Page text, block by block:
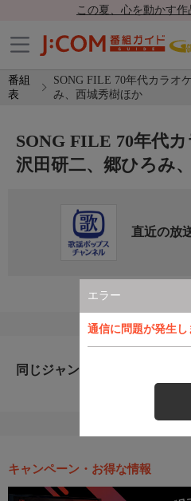
この夏、心を動かす
番組
表
SONG FILE 70年代カラオ
み、西城秀樹ほか
エラー
通信に問題が発生
SONG FILE 70年代
沢田研二、郷ひろみ
直近の放
同じジャンルのおすすめ番組
キャンペーン・お得な情報